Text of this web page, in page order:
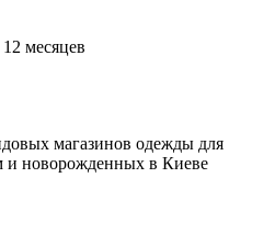
месяцев
магазинов одежды для
новорожденных в Киеве